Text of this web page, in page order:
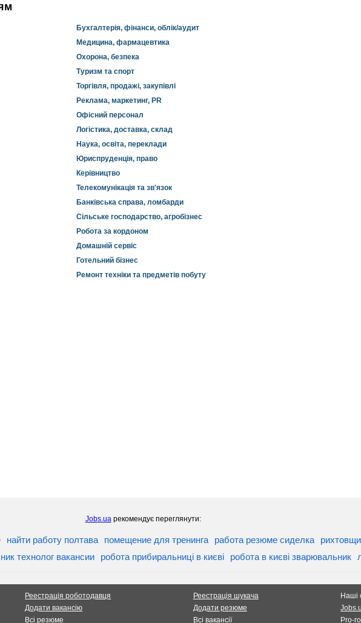
Бухгалтерія, фінанси, облік/аудит
Медицина, фармацевтика
Охорона, безпека
Туризм та спорт
Торгівля, продажі, закупівлі
Реклама, маркетинг, PR
Офісний персонал
Логістика, доставка, склад
Наука, освіта, переклади
Юриспруденція, право
Керівництво
Телекомунікація та зв'язок
Банківська справа, ломбарди
Сільське господарство, агробізнес
Робота за кордоном
Домашній сервіс
Готельний бізнес
Ремонт техніки та предметів побуту
Jobs.uaрекомендує переглянути:
найти работу полтава помещение для тренинга работа резюме сиделка
технолог вакансии робота прибиральниці в києві робота в києві зварювальник
Реестрація роботодавця
Додати вакансію
Всі резюме
Реестрація шукача
Додати резюме
Всі вакансії
Наші
Pro-